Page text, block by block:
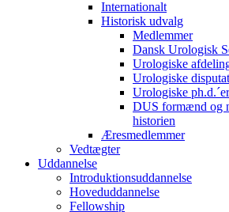
Internationalt
Historisk udvalg
Medlemmer
Dansk Urologisk
Urologiske
Urologiske
Urologiske ph.d.´er
DUS formænd og
historien
Æresmedlemmer
Vedtægter
Uddannelse
Introduktionsuddannelse
Hoveduddannelse
Fellowship